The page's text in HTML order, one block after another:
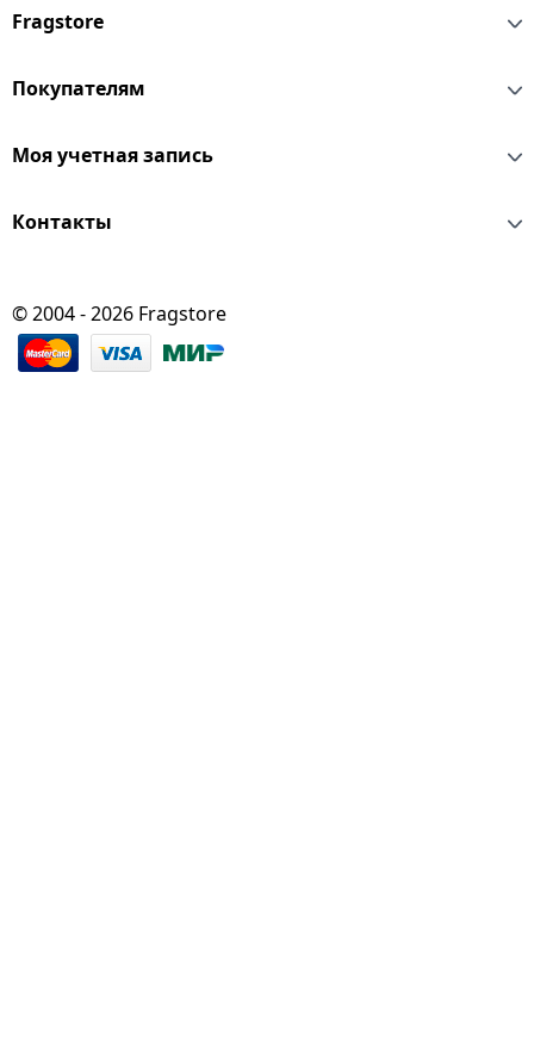
Fragstore
Покупателям
Моя учетная запись
Контакты
© 2004 - 2026 Fragstore